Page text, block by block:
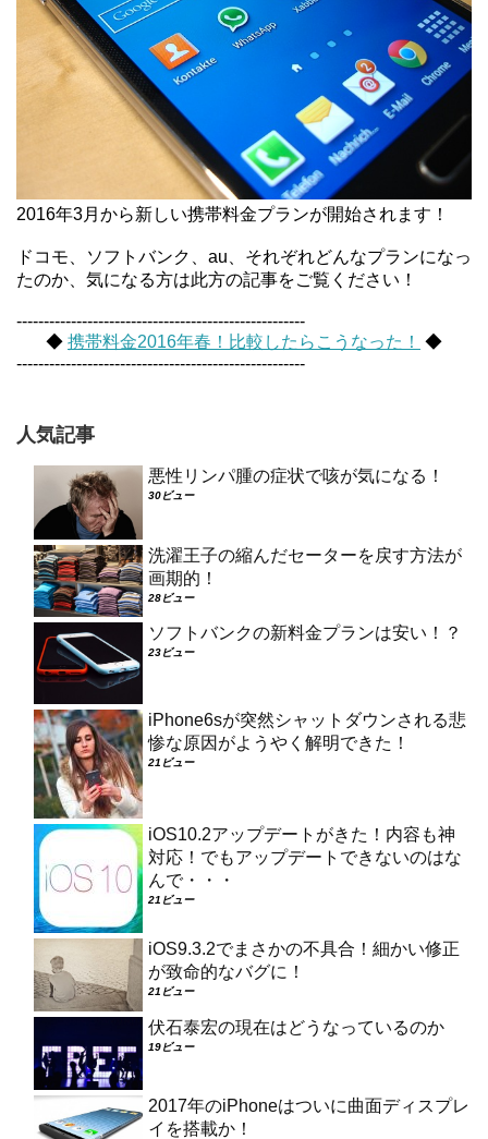
2016年3月から新しい携帯料金プランが開始されます！
ドコモ、ソフトバンク、au、それぞれどんなプランになっ
たのか、気になる方は此方の記事をご覧ください！
-----------------------------------------------------
◆ 携帯料金2016年春！比較したらこうなった！
◆
-----------------------------------------------------
人気記事
悪性リンパ腫の症状で咳が気になる！
30ビュー
洗濯王子の縮んだセーターを戻す方法が
画期的！
28ビュー
ソフトバンクの新料金プランは安い！？
23ビュー
iPhone6sが突然シャットダウンされる悲
惨な原因がようやく解明できた！
21ビュー
iOS10.2アップデートがきた！内容も神
対応！でもアップデートできないのはな
んで・・・
21ビュー
iOS9.3.2でまさかの不具合！細かい修正
が致命的なバグに！
21ビュー
伏石泰宏の現在はどうなっているのか
19ビュー
2017年のiPhoneはついに曲面ディスプレ
イを搭載か！